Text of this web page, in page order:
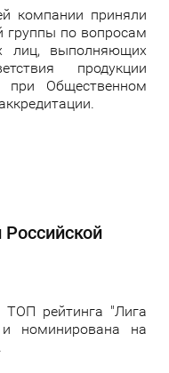
компании приняли
группы по вопросам
лиц, выполняющих
продукции
при Общественном
рейтинга "Лига
номинирована на